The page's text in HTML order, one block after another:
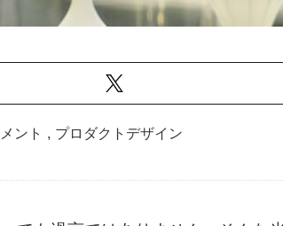
ント , プロダクトデザイン